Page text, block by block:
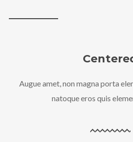
Augue amet, non magna porta
natoque eros quis